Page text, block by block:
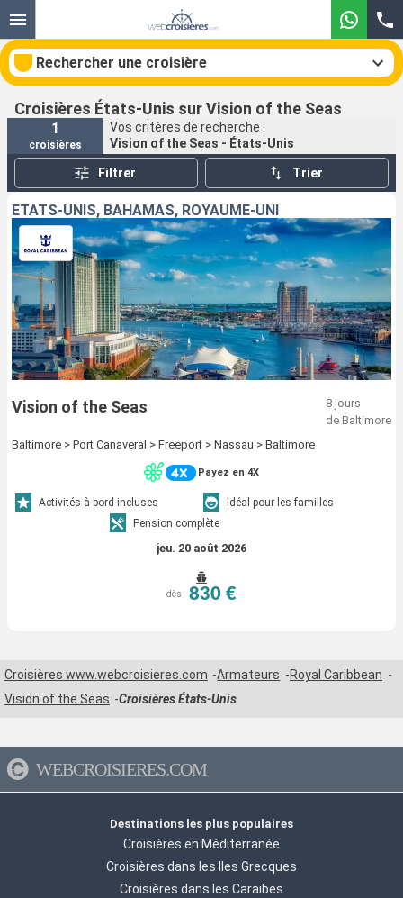
Rechercher une croisière
Nos destinations
Mois de départ
Ports Compagnies
Rechercher
Croisières États-Unis sur Vision of the Seas
1
croisières
Vos critères de recherche :
Vision of the Seas - États-Unis
Filtrer Trier
ÉTATS-UNIS, BAHAMAS, ROYAUME-UNI
Vision of the Seas
8 jours
de Baltimore
Baltimore > Port Canaveral > Freeport > Nassau > Baltimore
Payez en 4X
Activités à bord incluses
Idéal pour les familles
Pension complète
jeu. 20 août 2026
dès 830 €
Croisières www.webcroisieres.com Armateurs
Royal Caribbean
Vision of the Seas
Croisières États-Unis
WEBCROISIERES.COM
Destinations les plus populaires
Croisières en Méditerranée
Croisières dans les Iles Grecques
Croisières dans les Caraibes